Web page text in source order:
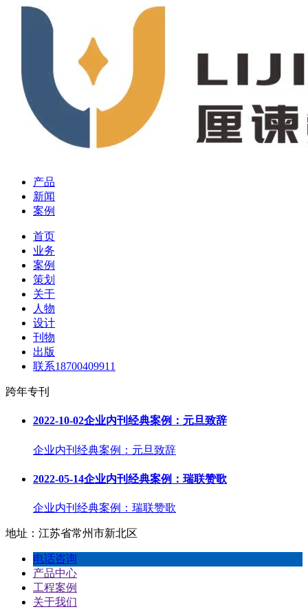
产品
新闻
案例
首页
业务
案例
策划
关于
人物
设计
刊物
出版
联系18700409911
跨年专刊
2022-10-02企业内刊经典案例：元旦致辞
企业内刊经典案例：元旦致辞
2022-05-14企业内刊经典案例：瑞联赞歌
企业内刊经典案例：瑞联赞歌
地址：江苏省常州市新北区
电话咨询
产品中心
工程案例
关于我们